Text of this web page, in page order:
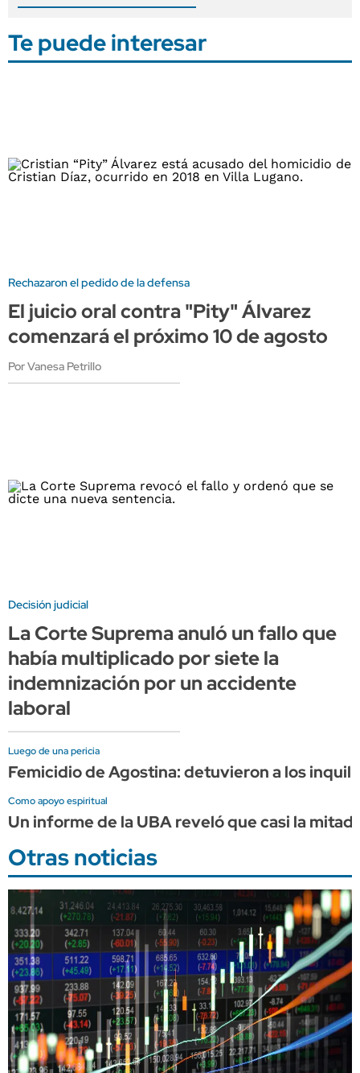
Te puede interesar
Rechazaron el pedido de la defensa
El juicio oral contra "Pity" Álvarez
comenzará el próximo 10 de agosto
Por Vanesa Petrillo
Decisión judicial
La Corte Suprema anuló un fallo que
había multiplicado por siete la
indemnización por un accidente
laboral
Luego de una pericia
Femicidio de Agostina: detuvieron a los
Como apoyo espiritual
Un informe de la UBA reveló que casi la
Otras noticias